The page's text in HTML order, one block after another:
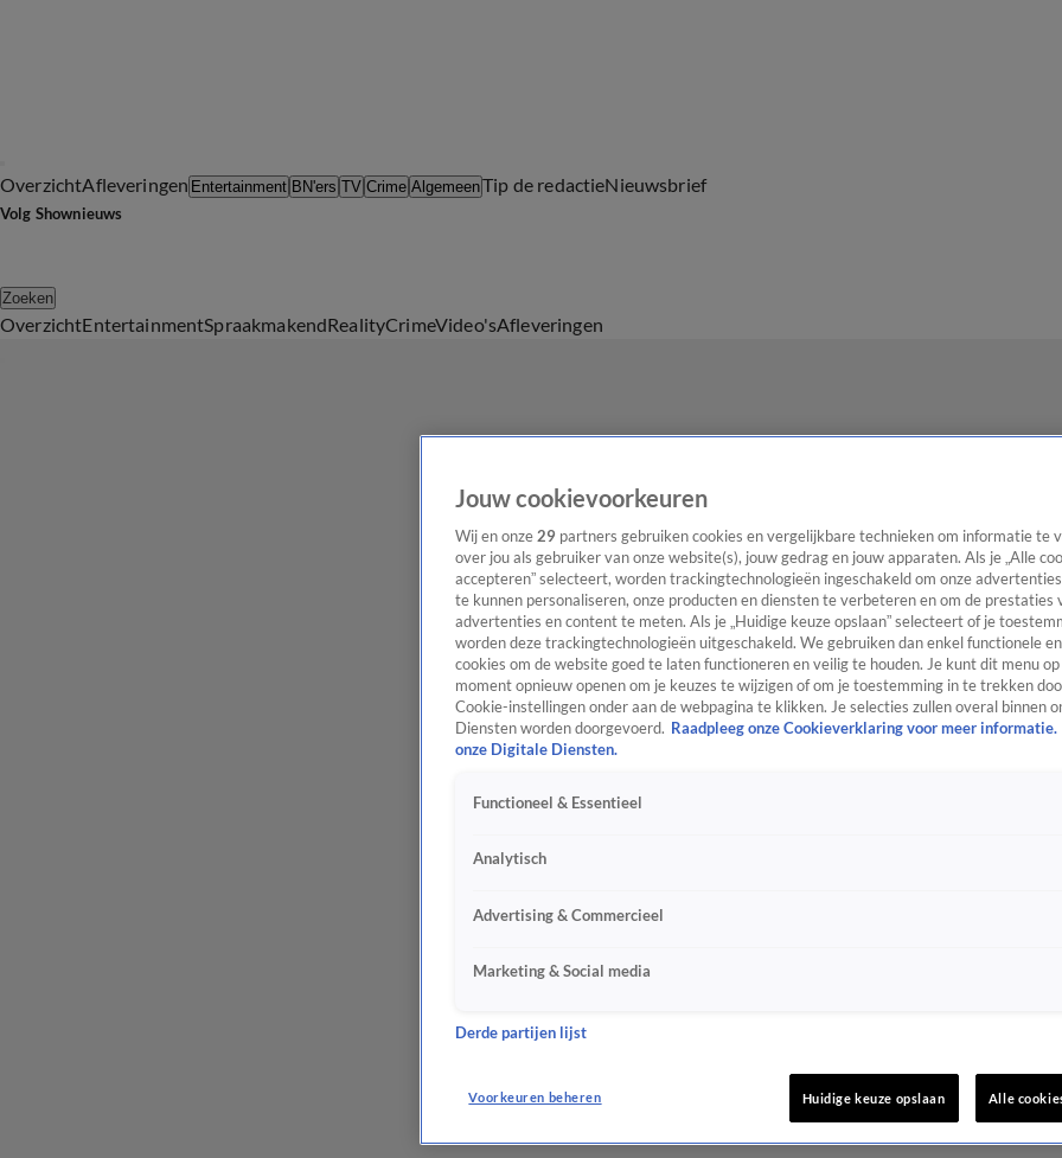
OverzichtAfleveringen Entertainment BN'ers TV Crime AlgemeenTip de redactieNieuwsbrief
Volg Shownieuws
Zoeken
OverzichtEntertainmentSpraakmakendRealityCrimeVideo'sAfleveringen
Jouw cookievoorkeuren
Wij en onze 29 partners gebruiken cookies en vergelijkbare technieken om informatie te
over jou als gebruiker van onze website(s), jouw gedrag en jouw apparaten. Als je „Alle
accepteren” selecteert, worden trackingtechnologieën ingeschakeld om onze
te kunnen personaliseren, onze producten en diensten te verbeteren en om de prestaties
advertenties en content te meten. Als je „Huidige keuze opslaan” selecteert of je
worden deze trackingtechnologieën uitgeschakeld. We gebruiken dan enkel functionele
cookies om de website goed te laten functioneren en veilig te houden. Je kunt dit menu
moment opnieuw openen om je keuzes te wijzigen of om je toestemming in te trekken
Cookie-instellingen onder aan de webpagina te klikken. Je selecties zullen overal binnen
Diensten worden doorgevoerd. Raadpleeg onze Cookieverklaring voor meer informatie.
onze Digitale Diensten.
Functioneel & Essentieel
Analytisch
Advertising & Commercieel
Marketing & Social media
Derde partijen lijst
Voorkeuren beheren Huidige keuze opslaan Alle